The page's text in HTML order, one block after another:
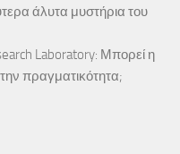
άλυτα μυστήρια του
Laboratory: Μπορεί η
πραγματικότητα;